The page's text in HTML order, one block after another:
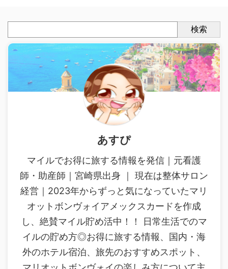
検索
あすぴ
マイルでお得に旅する情報を発信｜元看護
師・助産師｜宮崎県出身 ｜ 現在は整体サロン
経営｜2023年からずっと気になっていたマリ
オットボンヴォイアメックスカードを作成
し、絶賛マイル貯め活中！！ 日常生活でのマ
イルの貯め方◎お得に旅する情報、国内・海
外のホテル宿泊、旅先のおすすめスポット、